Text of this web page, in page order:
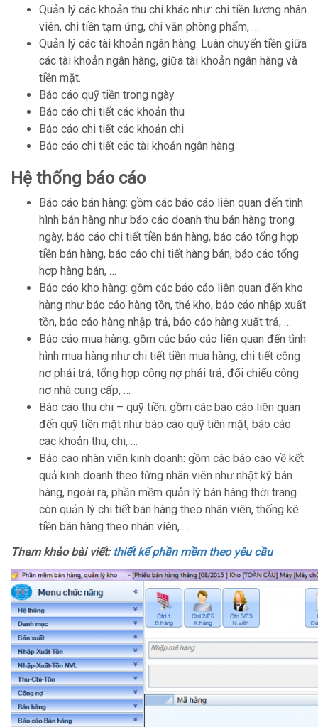
Quản lý các khoản thu chi khác như: chi tiền lương nhân
viên, chi tiền tạm ứng, chi văn phòng phẩm, …
Quản lý các tài khoản ngân hàng. Luân chuyển tiền giữa
các tài khoản ngân hàng, giữa tài khoản ngân hàng và
tiền mặt.
Báo cáo quỹ tiền trong ngày
Báo cáo chi tiết các khoản thu
Báo cáo chi tiết các khoản chi
Báo cáo chi tiết các tài khoản ngân hàng
Hệ thống báo cáo
Báo cáo bán hàng: gồm các báo cáo liên quan đến tình
hình bán hàng như báo cáo doanh thu bán hàng trong
ngày, báo cáo chi tiết tiền bán hàng, báo cáo tổng hợp
tiền bán hàng, báo cáo chi tiết hàng bán, báo cáo tổng
hợp hàng bán, …
Báo cáo kho hàng: gồm các báo cáo liên quan đến kho
hàng như báo cáo hàng tồn, thẻ kho, báo cáo nhập xuất
tồn, báo cáo hàng nhập trả, báo cáo hàng xuất trả, …
Báo cáo mua hàng: gồm các báo cáo liên quan đến tình
hình mua hàng như chi tiết tiền mua hàng, chi tiết công
nợ phải trả, tổng hợp công nợ phải trả, đối chiếu công
nợ nhà cung cấp, …
Báo cáo thu chi – quỹ tiền: gồm các báo cáo liên quan
đến quỹ tiền mặt như báo cáo quỹ tiền mặt, báo cáo
các khoản thu, chi, …
Báo cáo nhân viên kinh doanh: gồm các báo cáo về kết
quả kinh doanh theo từng nhân viên như nhật ký bán
hàng, ngoài ra, phần mềm quản lý bán hàng thời trang
còn quản lý chi tiết bán hàng theo nhân viên, thống kê
tiền bán hàng theo nhân viên, …
Tham khảo bài viết: thiết kế phần mềm theo yêu cầu